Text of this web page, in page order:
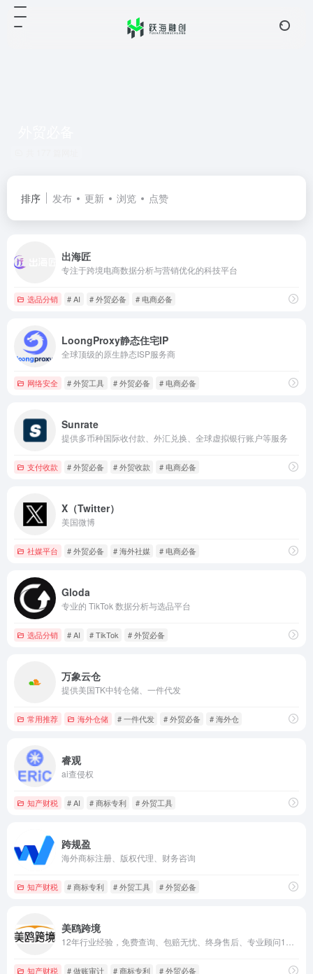
排序 发布 更新 浏览 点赞
出海匠
专注于跨境电商数据分析与营销优化的科技平台
选品分销 # AI # 外贸必备 # 电商必备
LoongProxy静态住宅IP
全球顶级的原生静态ISP服务商
网络安全 # 外贸工具 # 外贸必备 # 电商必备
Sunrate
提供多币种国际收付款、外汇兑换、全球虚拟银行账户等服务
支付收款 # 外贸必备 # 外贸收款 # 电商必备
X（Twitter）
美国微博
社媒平台 # 外贸必备 # 海外社媒 # 电商必备
Gloda
专业的 TikTok 数据分析与选品平台
选品分销 # AI # TikTok # 外贸必备
万象云仓
提供美国TK中转仓储、一件代发
常用推荐 海外仓储 # 一件代发 # 外贸必备 # 海外仓
睿观
ai查侵权
知产财税 # AI # 商标专利 # 外贸工具
跨规盈
海外商标注册、版权代理、财务咨询
知产财税 # 商标专利 # 外贸工具 # 外贸必备
美鸥跨境
知产财税 # 做账审计 # 商标专利 # 外贸必备